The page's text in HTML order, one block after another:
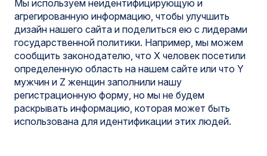
Мы используем неидентифицирующую и
агрегированную информацию, чтобы улучшить
дизайн нашего сайта и поделиться ею с лидерами
государственной политики. Например, мы можем
сообщить законодателю, что X человек посетили
определенную область на нашем сайте или что Y
мужчин и Z женщин заполнили нашу
регистрационную форму, но мы не будем
раскрывать информацию, которая может быть
использована для идентификации этих людей.